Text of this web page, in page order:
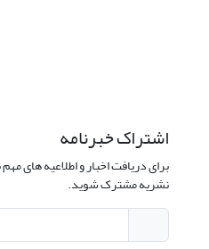
اشتراک خبرنامه
برای دریافت اخبار و اطلاعیه های
نشریه مشترک شوید.